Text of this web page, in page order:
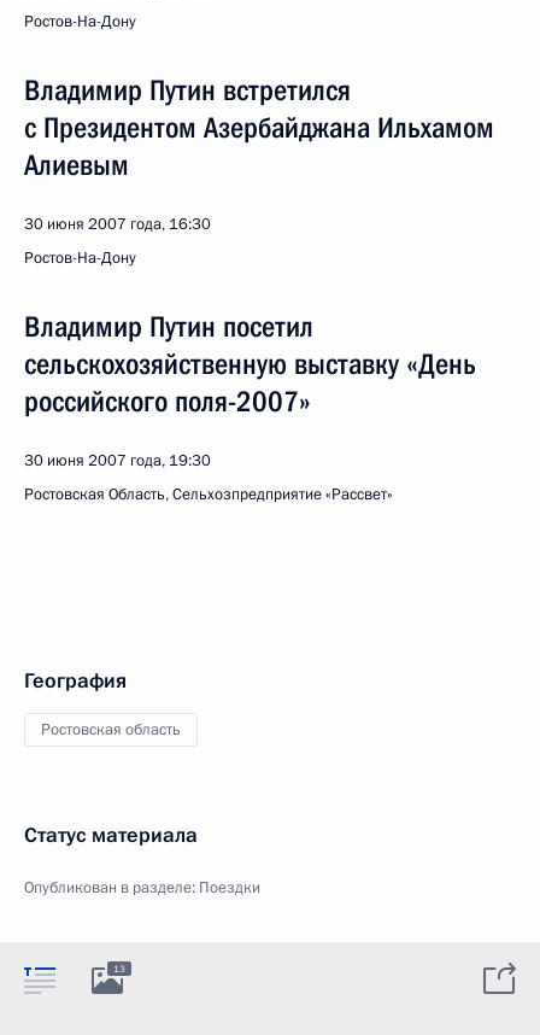
Ростов-На-Дону
Владимир Путин встретился
с Президентом Азербайджана Ильхамом
Алиевым
30 июня 2007 года, 16:30
Ростов-На-Дону
Владимир Путин посетил
сельскохозяйственную выставку «День
российского поля-2007»
30 июня 2007 года, 19:30
Ростовская Область, Сельхозпредприятие «Рассвет»
География
Ростовская область
Статус материала
Опубликован в разделе: Поездки
13